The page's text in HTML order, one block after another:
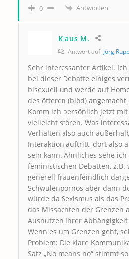
0 Antworten
Klaus M.
Antwort auf Jörg Rupp
Sehr interessanter Artikel.
bei dieser Debatte einiges
bisexuell und werde auf
des öfteren (blöd)
Komm ich persönlich jetzt
vielleicht stören. Was
Verhalten also auch
Interaktion auftritt, dort also
sein kann. Ähnliches sehe
feministischen Debatten, z.B.
generell frauenfeindlich
Schwulenpornos aber dann
würde da Sexismus als das
das Missachten der Grenzen
Ausnutzen ihrer Abhängigkeit
Wenn es um Grenzen geht,
Problem: Die klare
Satz „No means no“ stimmt